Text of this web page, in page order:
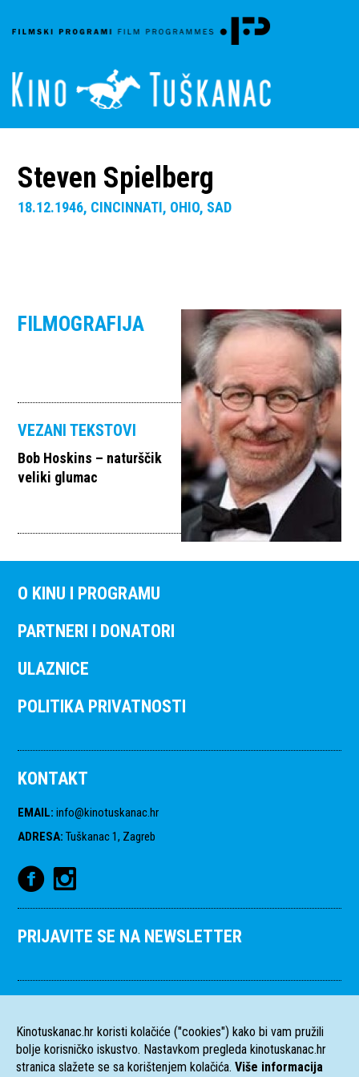
Steven Spielberg
18.12.1946, CINCINNATI, OHIO, SAD
FILMOGRAFIJA
VEZANI TEKSTOVI
Bob Hoskins – naturščik
veliki glumac
O KINU I PROGRAMU
PARTNERI I DONATORI
ULAZNICE
POLITIKA PRIVATNOSTI
KONTAKT
EMAIL: info@kinotuskanac.hr
ADRESA: Tuškanac 1, Zagreb
PRIJAVITE SE NA NEWSLETTER
Kinotuskanac.hr koristi kolačiće ("cookies") kako bi vam pružili
bolje korisničko iskustvo. Nastavkom pregleda kinotuskanac.hr
stranica slažete se sa korištenjem kolačića. Više informacija